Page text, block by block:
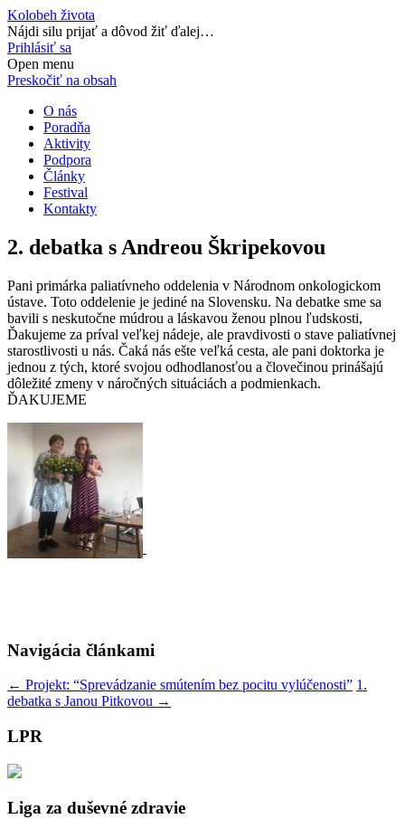
Kolobeh života
Nájdi silu prijať a dôvod žiť ďalej…
Prihlásiť sa
Open menu
Preskočiť na obsah
O nás
Poradňa
Aktivity
Podpora
Články
Festival
Kontakty
2. debatka s Andreou Škripekovou
Pani primárka paliatívneho oddelenia v Národnom onkologickom
ústave. Toto oddelenie je jediné na Slovensku. Na debatke sme sa
bavili s neskutočne múdrou a láskavou ženou plnou ľudskosti,
Ďakujeme za príval veľkej nádeje, ale pravdivosti o stave paliatívnej
starostlivosti u nás. Čaká nás ešte veľká cesta, ale pani doktorka je
jednou z tých, ktoré svojou odhodlanosťou a človečinou prinášajú
dôležité zmeny v náročných situáciách a podmienkach.
ĎAKUJEME
Navigácia článkami
← Projekt: “Sprevádzanie smútením bez pocitu vylúčenosti” 1.
debatka s Janou Pitkovou →
LPR
Liga za duševné zdravie